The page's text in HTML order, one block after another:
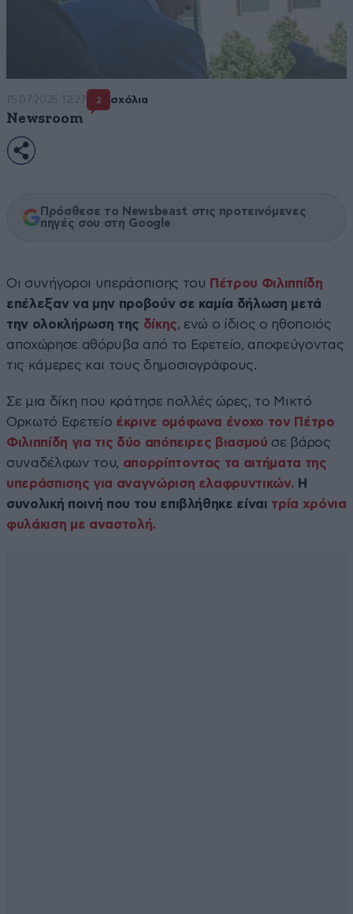
15·07·2025 12:27 2 σχόλια
Newsroom
Πρόσθεσε το Newsbeast στις προτεινόμενες
πηγές σου στη Google
Οι συνήγοροι υπεράσπισης του Πέτρου Φιλιππίδη
επέλεξαν να μην προβούν σε καμία δήλωση μετά
την ολοκλήρωση της δίκης, ενώ ο ίδιος ο ηθοποιός
αποχώρησε αθόρυβα από το Εφετείο, αποφεύγοντας
τις κάμερες και τους δημοσιογράφους.
Σε μια δίκη που κράτησε πολλές ώρες, το Μικτό
Ορκωτό Εφετείο έκρινε ομόφωνα ένοχο τον Πέτρο
Φιλιππίδη για τις δύο απόπειρες βιασμού σε βάρος
συναδέλφων του, απορρίπτοντας τα αιτήματα της
υπεράσπισης για αναγνώριση ελαφρυντικών. Η
συνολική ποινή που του επιβλήθηκε είναι τρία χρόνια
φυλάκιση με αναστολή.